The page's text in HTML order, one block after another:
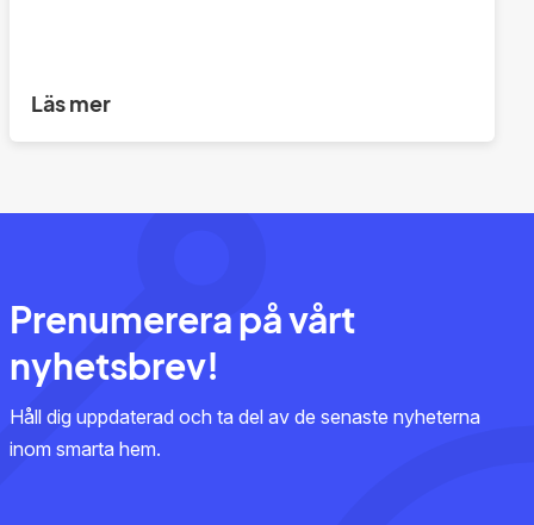
Läs mer
Prenumerera på vårt
nyhetsbrev!
Håll dig uppdaterad och ta del av de senaste nyheterna
inom smarta hem.